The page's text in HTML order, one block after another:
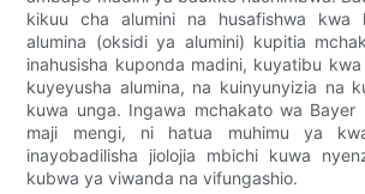
kikuu cha alumini na husafishwa kwa
alumina (oksidi ya alumini) kupitia
inahusisha kuponda madini, kuyatibu
kuyeyusha alumina, na kuinyunyizia na
kuwa unga. Ingawa mchakato wa Bayer
maji mengi, ni hatua muhimu ya
inayobadilisha jiolojia mbichi kuwa
kubwa ya viwanda na vifungashio.